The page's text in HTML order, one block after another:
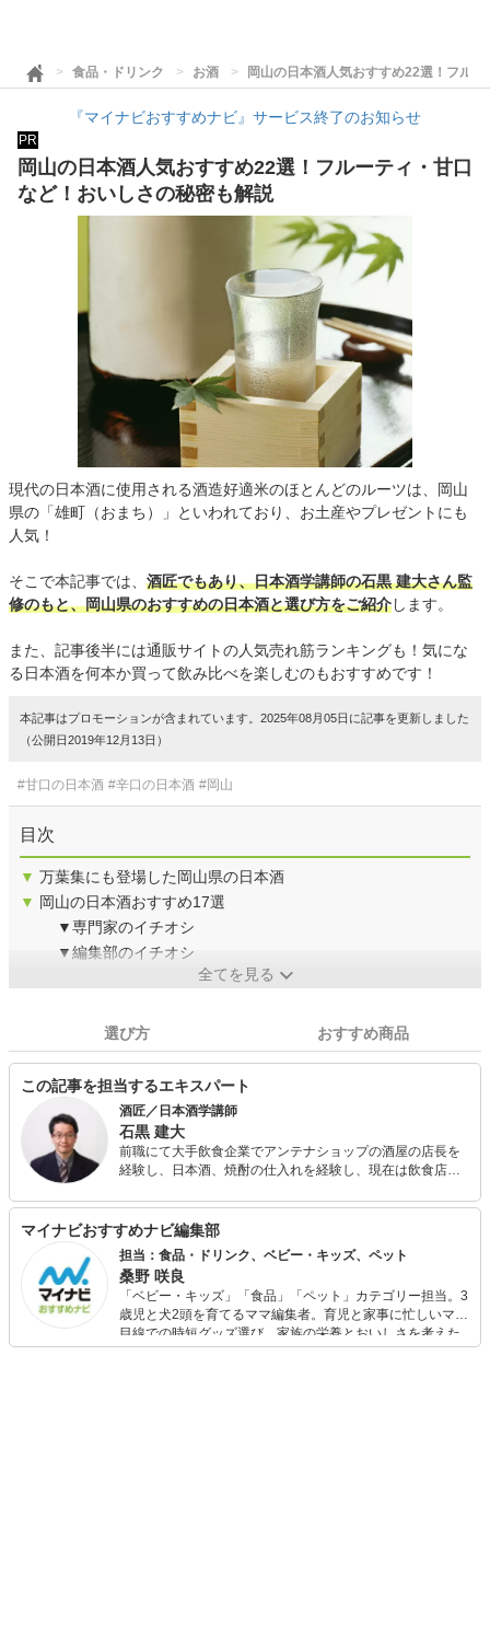
食品・ドリンク お酒 岡山の日本酒人気おすすめ22選！フル
『マイナビおすすめナビ』サービス終了のお知らせ
PR
岡山の日本酒人気おすすめ22選！フルーティ・甘口
など！おいしさの秘密も解説
現代の日本酒に使用される酒造好適米のほとんどのルーツは、岡山
県の「雄町（おまち）」といわれており、お土産やプレゼントにも
人気！
そこで本記事では、 酒匠でもあり、日本酒学講師の石黒 建大さん監
修のもと、岡山県のおすすめの日本酒と選び方をご紹介します。
また、記事後半には通販サイトの人気売れ筋ランキングも！気にな
る日本酒を何本か買って飲み比べを楽しむのもおすすめです！
本記事はプロモーションが含まれています。2025年08月05日に記事を更新しました
（公開日2019年12月13日）
#甘口の日本酒 #辛口の日本酒 #岡山
目次
▼ 万葉集にも登場した岡山県の日本酒
▼ 岡山の日本酒おすすめ17選
▼専門家のイチオシ
▼編集部のイチオシ
全てを見る
選び方 おすすめ商品
この記事を担当するエキスパート
酒匠／日本酒学講師
石黒 建大
前職にて大手飲食企業でアンテナショップの酒屋の店長を
経験し、日本酒、焼酎の仕入れを経験し、現在は飲食店に
ービス研究会の研究室専属テイスターとして活動していま
す。 また、日本酒セールスプロモーション研究会研究員、
日本酒学講師として日本酒の研究と通して日本酒の魅力を
世に広める活動を行っています。
マイナビおすすめナビ編集部
担当：食品・ドリンク、ベビー・キッズ、ペット
桑野 咲良
「ベビー・キッズ」「食品」「ペット」カテゴリー担当。3
歳児と犬2頭を育てるママ編集者。育児と家事に忙しいママ
目線での時短グッズ選び、家族の栄養とおいしさを考えた
食品選び、束の間のリラックスタイムを楽しむためのスイ